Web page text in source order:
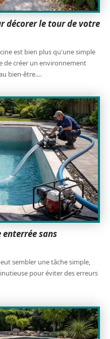
décorer le tour de votre
est bien plus qu'une simple
de créer un environnement
bien-être.…
enterrée sans
sembler une tâche simple,
pour éviter des erreurs